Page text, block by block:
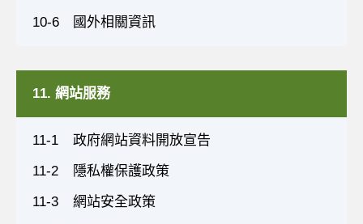
10-6
國外相關資訊
11. 網站服務
11-1
政府網站資料開放宣告
11-2
隱私權保護政策
11-3
網站安全政策